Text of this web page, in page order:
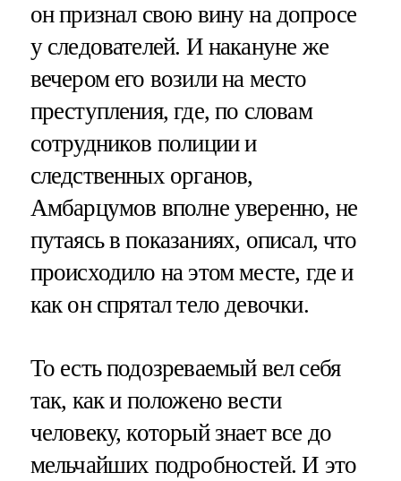
он признал свою вину на допросе
у следователей. И накануне же
вечером его возили на место
преступления, где, по словам
сотрудников полиции и
следственных органов,
Амбарцумов вполне уверенно, не
путаясь в показаниях, описал, что
происходило на этом месте, где и
как он спрятал тело девочки.
То есть подозреваемый вел себя
так, как и положено вести
человеку, который знает все до
мельчайших подробностей. И это